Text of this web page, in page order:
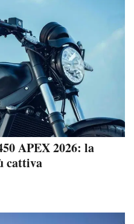
APEX 2026: la
cattiva